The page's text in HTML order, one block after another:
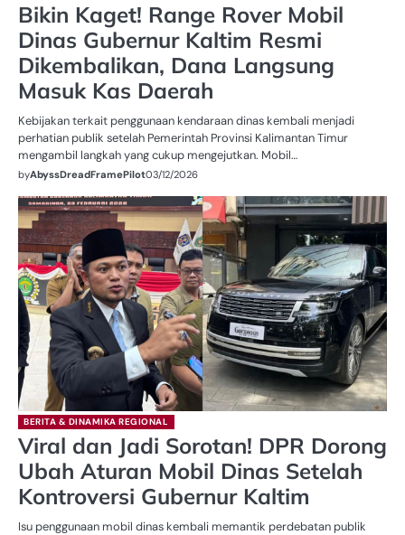
Bikin Kaget! Range Rover Mobil
Dinas Gubernur Kaltim Resmi
Dikembalikan, Dana Langsung
Masuk Kas Daerah
Kebijakan terkait penggunaan kendaraan dinas kembali menjadi
perhatian publik setelah Pemerintah Provinsi Kalimantan Timur
mengambil langkah yang cukup mengejutkan. Mobil…
byAbyssDreadFramePilot03/12/2026
BERITA & DINAMIKA REGIONAL
Viral dan Jadi Sorotan! DPR Dorong
Ubah Aturan Mobil Dinas Setelah
Kontroversi Gubernur Kaltim
Isu penggunaan mobil dinas kembali memantik perdebatan publik